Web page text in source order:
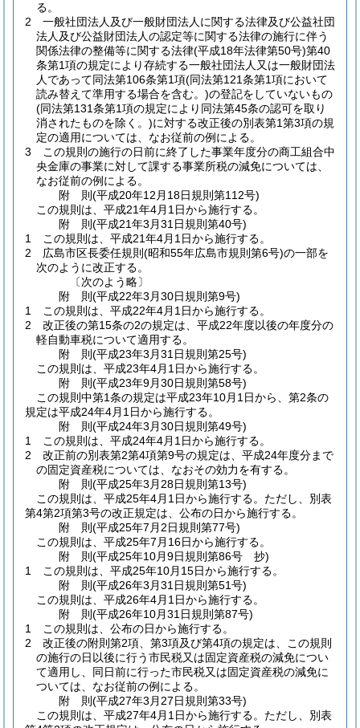
る。
2
一般社団法人及び一般財団法人に関する法律及び公益社団
法人及び公益財団法人の認定等に関する法律の施行に伴う
関係法律の整備等に関する法律(平成18年法律第50号)第40
条第1項の規定により存続する一般社団法人又は一般財団法
人であって同法第106条第1項(同法第121条第1項において
読み替えて準用する場合を含む。)の登記をしていないもの
(同法第131条第1項の規定により同法第45条の認可を取り
消されたものを除く。)に対する改正後の別表第1第3項の規
定の適用については、なお従前の例による。
3
この規則の施行の日前に終了した事業年度分の商工組合中
央金庫の事業に対して課する事業所税の減免については、
なお従前の例による。
附 則(平成20年12月18日規則第112号)
この規則は、平成21年4月1日から施行する。
附 則(平成21年3月31日規則第40号)
1
この規則は、平成21年4月1日から施行する。
2
広島市区長委任規則 (昭和55年広島市規則第6号)の一部を
次のように改正する。
〔次のよう略〕
附 則(平成22年3月30日規則第9号)
1
この規則は、平成22年4月1日から施行する。
2
改正後の第15条の2の規定は、平成22年度以後の年度分の
軽自動車税について適用する。
附 則(平成23年3月31日規則第25号)
この規則は、平成23年4月1日から施行する。
附 則(平成23年9月30日規則第58号)
この規則中第1条の規定は平成23年10月1日から、第2条の
規定は平成24年4月1日から施行する。
附 則(平成24年3月30日規則第49号)
1
この規則は、平成24年4月1日から施行する。
2
改正前の別表第2第4項第9号の規定は、平成24年度分まで
の固定資産税については、なおその効力を有する。
附 則(平成25年3月28日規則第13号)
この規則は、平成25年4月1日から施行する。 ただし、別表
第4第2項第3号の改正規定は、公布の日から施行する。
附 則(平成25年7月2日規則第77号)
この規則は、平成25年7月16日から施行する。
附 則(平成25年10月9日規則第86号 抄)
1
この規則は、平成25年10月15日から施行する。
附 則(平成26年3月31日規則第51号)
この規則は、平成26年4月1日から施行する。
附 則(平成26年10月31日規則第87号)
1
この規則は、公布の日から施行する。
2
改正後の附則第2項、第3項及び第4項の規定は、この規則
の施行の日以後に行う市民税又は固定資産税の減免につい
て適用し、同日前に行った市民税又は固定資産税の減免に
ついては、なお従前の例による。
附 則(平成27年3月27日規則第33号)
この規則は、平成27年4月1日から施行する。 ただし、別表